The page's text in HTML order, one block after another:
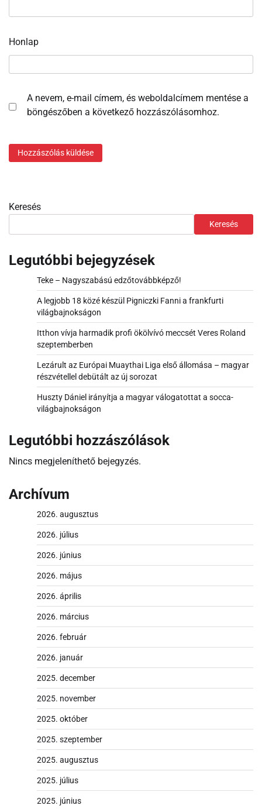
Honlap
A nevem, e-mail címem, és weboldalcímem mentése a
böngészőben a következő hozzászólásomhoz.
Keresés
Keresés
Legutóbbi bejegyzések
Teke – Nagyszabású edzőtovábbképző!
A legjobb 18 közé készül Pigniczki Fanni a frankfurti
világbajnokságon
Itthon vívja harmadik profi ökölvívó meccsét Veres Roland
szeptemberben
Lezárult az Európai Muaythai Liga első állomása – magyar
részvétellel debütált az új sorozat
Huszty Dániel irányítja a magyar válogatottat a socca-
világbajnokságon
Legutóbbi hozzászólások
Nincs megjeleníthető bejegyzés.
Archívum
2026. augusztus
2026. július
2026. június
2026. május
2026. április
2026. március
2026. február
2026. január
2025. december
2025. november
2025. október
2025. szeptember
2025. augusztus
2025. július
2025. június